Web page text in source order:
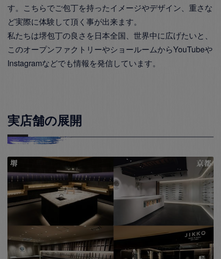
す。こちらでご包丁を持ったイメージやデザイン、重さな
ど実際に体験して頂く事が出来ます。
私たちは堺包丁の良さを日本全国、世界中に広げたいと、
このオープンファクトリーやショールームからYouTubeや
Instagramなどでも情報を発信しています。
実店舗の展開